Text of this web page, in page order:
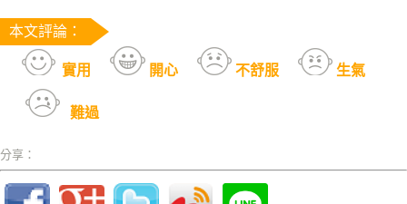
本文評論：
實用 開心 不舒服 生氣
難過
分享：